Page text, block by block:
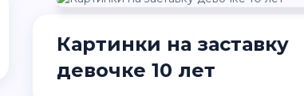
Картинки на заставку
девочке 10 лет